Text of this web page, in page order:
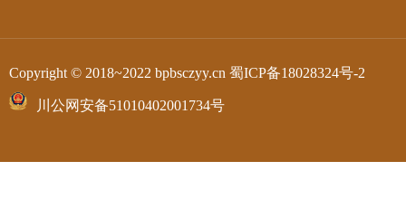
Copyright © 2018~2022 bpbsczyy.cn 蜀ICP备18028324号-2
川公网安备51010402001734号